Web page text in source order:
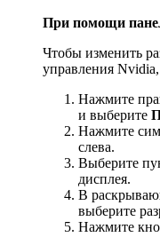
При помощи
Чтобы изменить
управления
Нажмите
и выберите
Нажмите
слева.
Выберите
дисплея.
В
выберите
Нажмите